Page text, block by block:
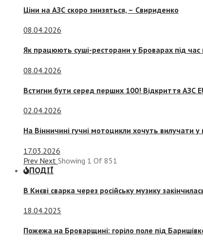
Ціни на АЗС скоро знизяться, – Свириденко
08.04.2026
Як працюють суші-ресторани у Броварах під час
08.04.2026
Встигни бути серед перших 100! Відкриття АЗС
02.04.2026
На Вінничині гучні мотоцикли хочуть вилучати
17.03.2026
Prev Next Showing 1 Of 851
ПОДІЇ
В Києві сварка через російську музику
18.04.2025
Пожежа на Броварщині: горіло поле під